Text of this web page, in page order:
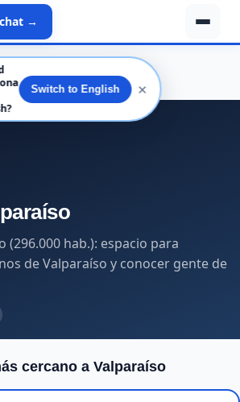
→
(296.000 hab.): espacio para
de Valparaíso y conocer gente de
cercano a Valparaíso
Switch to English ✕